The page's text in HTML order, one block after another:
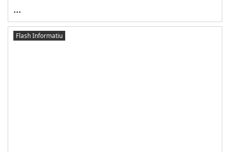
...
Flash Informatiu